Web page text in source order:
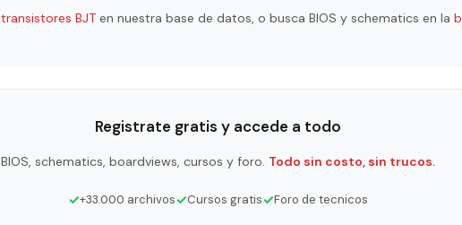
transistores BJT en nuestra base de datos, o busca BIOS y schematics en la
Registrate gratis y accede a todo
BIOS, schematics, boardviews, cursos y foro. Todo sin costo, sin trucos.
✓+33.000 archivos✓Cursos gratis✓Foro de tecnicos